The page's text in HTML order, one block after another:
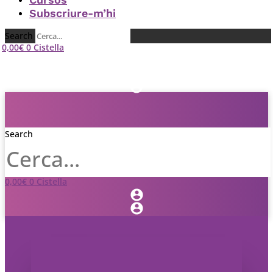
Subscriure-m’hi
Search
0,00€ 0 Cistella
Search
0,00€ 0 Cistella